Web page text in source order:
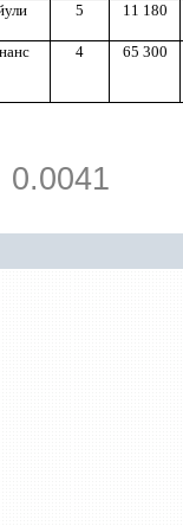
5 11 180
4 65 300